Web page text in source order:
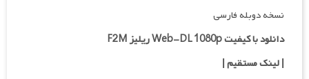
نسخه دوبله فارسی
دانلود با کیفیت Web-DL 1080p ریلیز F2M
|لینک مستقیم|